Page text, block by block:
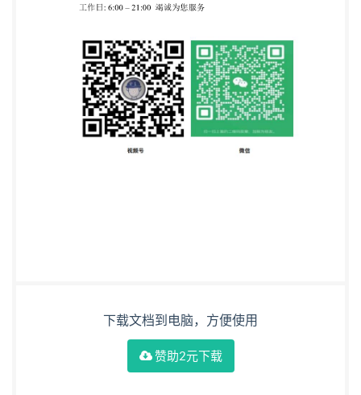
下载文档到电脑，方便使用
赞助2元下载